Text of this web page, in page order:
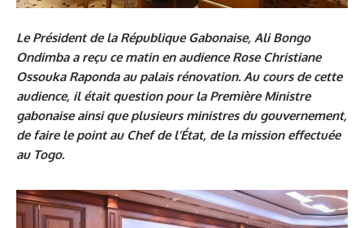
Le Président de la République Gabonaise, Ali Bongo
Ondimba a reçu ce matin en audience Rose Christiane
Ossouka Raponda au palais rénovation. Au cours de cette
audience, il était question pour la Première Ministre
gabonaise ainsi que plusieurs ministres du gouvernement,
de faire le point au Chef de l’État, de la mission effectuée
au Togo.